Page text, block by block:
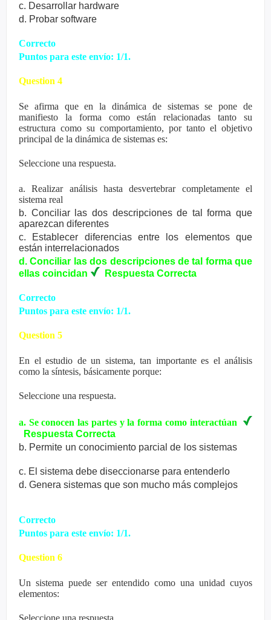
c. Desarrollar hardware
d. Probar software
Correcto
Puntos para este envío: 1/1.
Question 4
Se afirma que en la dinámica de sistemas se pone de
manifiesto la forma como están relacionadas tanto su
estructura como su comportamiento, por tanto el objetivo
principal de la dinámica de sistemas es:
Seleccione una respuesta.
a. Realizar análisis hasta desvertebrar completamente el
sistema real
b. Conciliar las dos descripciones de tal forma que
aparezcan diferentes
c. Establecer diferencias entre los elementos que
están interrelacionados
d. Conciliar las dos descripciones de tal forma que
ellas coincidan
Respuesta Correcta
Correcto
Puntos para este envío: 1/1.
Question 5
En el estudio de un sistema, tan importante es el análisis
como la síntesis, básicamente porque:
Seleccione una respuesta.
a. Se conocen las partes y la forma como interactúan
Respuesta Correcta
b. Permite un conocimiento parcial de los sistemas
c. El sistema debe diseccionarse para entenderlo
d. Genera sistemas que son mucho más complejos
Correcto
Puntos para este envío: 1/1.
Question 6
Un sistema puede ser entendido como una unidad cuyos
elementos:
Seleccione una respuesta.